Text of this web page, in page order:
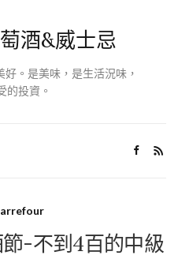
酒&威士忌
。是美味，是生活況味，
的投資。
-不到4百的中級